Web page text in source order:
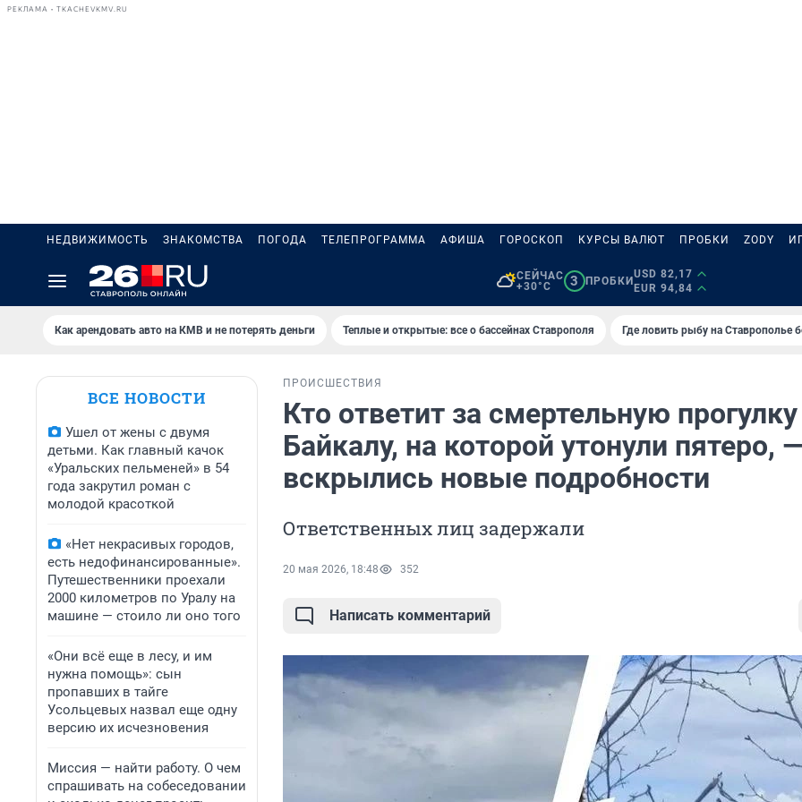
РЕКЛАМА • TKACHEVKMV.RU
НЕДВИЖИМОСТЬ ЗНАКОМСТВА ПОГОДА ТЕЛЕПРОГРАММА АФИША ГОРОСКОП КУРСЫ ВАЛЮТ ПРОБКИ ZODY
СЕЙЧАС
+30°C
3 ПРОБКИ
USD 82,17
EUR 94,84
Как арендовать авто на КМВ и не потерять деньги Теплые и открытые: все о бассейнах Ставрополя Где ловить рыбу на Ставрополье
ВСЕ НОВОСТИ
Ушел от жены с двумя
детьми. Как главный качок
«Уральских пельменей» в 54
года закрутил роман с
молодой красоткой
«Нет некрасивых городов,
есть недофинансированные».
Путешественники проехали
2000 километров по Уралу на
машине — стоило ли оно того
«Они всё еще в лесу, и им
нужна помощь»: сын
пропавших в тайге
Усольцевых назвал еще одну
версию их исчезновения
Миссия — найти работу. О чем
спрашивать на собеседовании
ПРОИСШЕСТВИЯ
Кто ответит за смертельную
Байкалу, на которой утонули пятеро,
вскрылись новые подробности
Ответственных лиц задержали
20 мая 2026, 18:48 352
Написать комментарий